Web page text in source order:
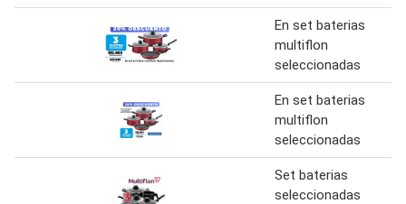
En set baterias
multiflon
seleccionadas
En set baterias
multiflon
seleccionadas
Set baterias
seleccionadas